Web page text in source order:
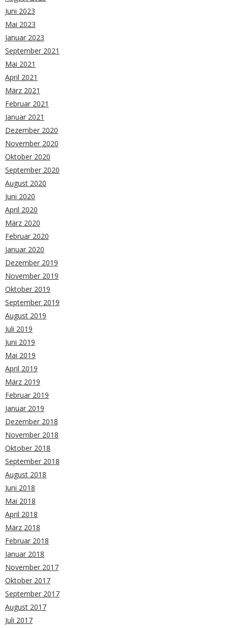
Juni 2023
Mai 2023
Januar 2023
September 2021
Mai 2021
April 2021
März 2021
Februar 2021
Januar 2021
Dezember 2020
November 2020
Oktober 2020
September 2020
August 2020
Juni 2020
April 2020
März 2020
Februar 2020
Januar 2020
Dezember 2019
November 2019
Oktober 2019
September 2019
August 2019
Juli 2019
Juni 2019
Mai 2019
April 2019
März 2019
Februar 2019
Januar 2019
Dezember 2018
November 2018
Oktober 2018
September 2018
August 2018
Juni 2018
Mai 2018
April 2018
März 2018
Februar 2018
Januar 2018
November 2017
Oktober 2017
September 2017
August 2017
Juli 2017